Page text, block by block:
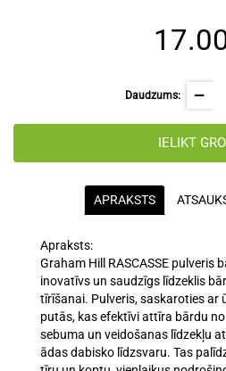
Daudzums:
IELIKT
APRAKSTS
Apraksts:
Graham Hill RASCASSE pulveris
inovatīvs un saudzīgs līdzeklis
tīrīšanai. Pulveris, saskaroties ar
putās, kas efektīvi attīra bārdu
sebuma un veidošanas līdzekļu
ādas dabisko līdzsvaru. Tas